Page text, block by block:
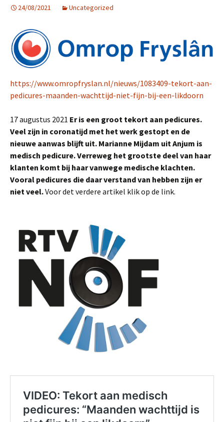
24/08/2021 Uncategorized
https://www.omropfryslan.nl/nieuws/1083409-tekort-aan-
pedicures-maanden-wachttijd-niet-fijn-bij-een-likdoorn
17 augustus 2021 Er is een groot tekort aan pedicures.
Veel zijn in coronatijd met het werk gestopt en de
nieuwe aanwas blijft uit. Marianne Mijdam uit Anjum is
medisch pedicure. Verreweg het grootste deel van haar
klanten komt bij haar vanwege medische klachten.
Vooral pedicures die daar verstand van hebben zijn er
niet veel.Voor det verdere artikel klik op de link.